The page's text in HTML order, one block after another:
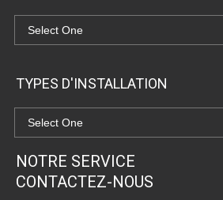
TYPES D'INSTALLATION
NOTRE SERVICE
CONTACTEZ-NOUS